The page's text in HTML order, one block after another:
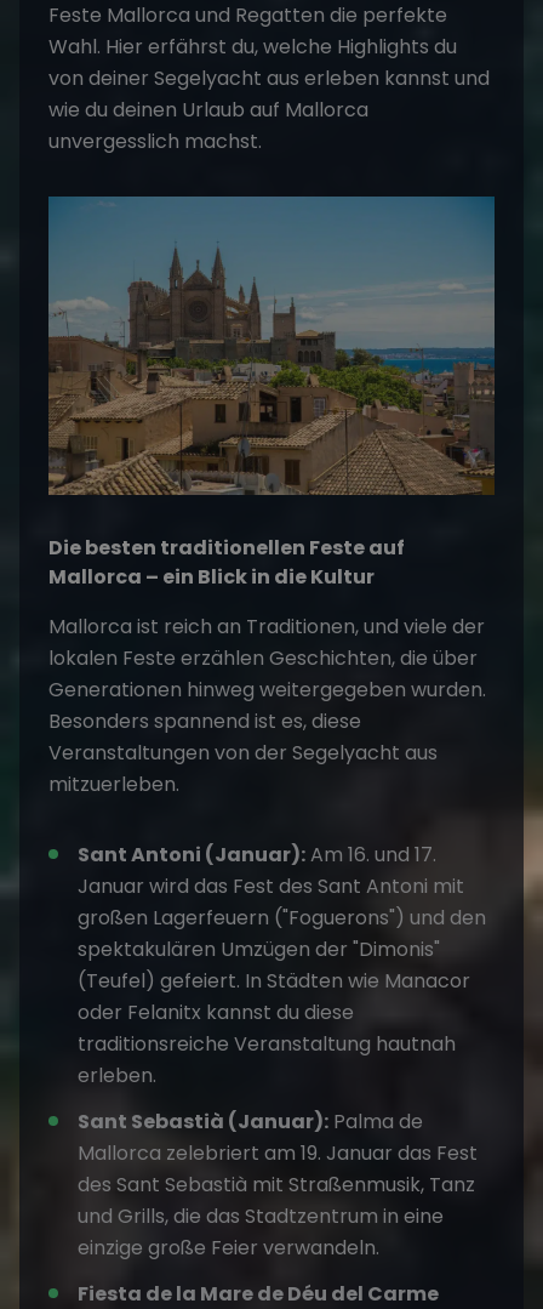
Feste Mallorca und Regatten die perfekte
Wahl. Hier erfährst du, welche Highlights du
von deiner Segelyacht aus erleben kannst und
wie du deinen Urlaub auf Mallorca
unvergesslich machst.
Die besten traditionellen Feste auf
Mallorca – ein Blick in die Kultur
Mallorca ist reich an Traditionen, und viele der
lokalen Feste erzählen Geschichten, die über
Generationen hinweg weitergegeben wurden.
Besonders spannend ist es, diese
Veranstaltungen von der Segelyacht aus
mitzuerleben.
Sant Antoni (Januar):Am 16. und 17.
Januar wird das Fest des Sant Antoni mit
großen Lagerfeuern ("Foguerons") und den
spektakulären Umzügen der "Dimonis"
(Teufel) gefeiert. In Städten wie Manacor
oder Felanitx kannst du diese
traditionsreiche Veranstaltung hautnah
erleben.
Sant Sebastià (Januar): Palma de
Mallorca zelebriert am 19. Januar das Fest
des Sant Sebastià mit Straßenmusik, Tanz
und Grills, die das Stadtzentrum in eine
einzige große Feier verwandeln.
Fiesta de la Mare de Déu del Carme